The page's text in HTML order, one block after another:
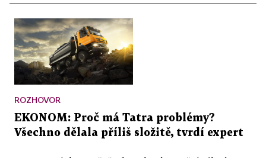
ROZHOVOR
EKONOM: Proč má Tatra problémy?
Všechno dělala příliš složitě, tvrdí expert